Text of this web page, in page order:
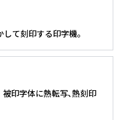
て刻印する印字機｡
印字体に熱転写､熱刻印